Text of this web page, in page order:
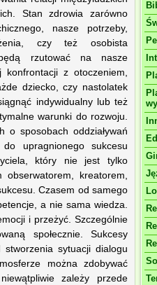
Stan zdrowia zarówno
nasze potrzeby,
czy też osobista
rzutować na nasze
z otoczeniem,
dziecko, czy nastolatek
indywidualny lub też
warunki do rozwoju.
o sposobach oddziaływań
upragnionego sukcesu
który nie jest tylko
obserwatorem, kreatorem,
Czasem od samego
a nie sama wiedza.
i przeżyć. Szczególnie
społecznie. Sukcesy
sytuacji dialogu
można zdobywać
zależy przede